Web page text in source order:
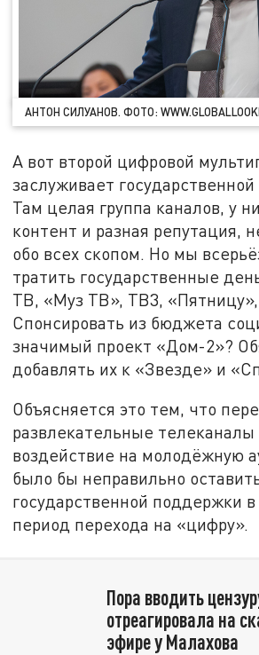
АНТОН СИЛУАНОВ. ФОТО:
А вот второй цифровой
заслуживает
Там целая группа каналов, у
контент и разная репутация,
обо всех скопом. Но мы
тратить государственные
ТВ, «Муз ТВ», ТВ3,
Спонсировать из бюджета
значимый проект «Дом-2»?
добавлять их к «Звезде» и
Объясняется это тем, что
развлекательные телеканалы
воздействие на молодёжную
было бы неправильно
государственной поддержки
период перехода на «цифру».
Пора вводить
отреагировала на
эфире у Малахова